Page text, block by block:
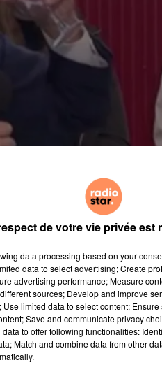
en continu ne
pour un
? La visite du lycée de
de l'industrie. Le
ministres : Jean-Michel
Moreno, ministre déléguée
de votre vie privée est
data processing based on your
data to select advertising; Create
advertising performance; Measure
sources; Develop and improve
limited data to select content;
Save and communicate privacy
to offer following functionalities:
Match and combine data from other